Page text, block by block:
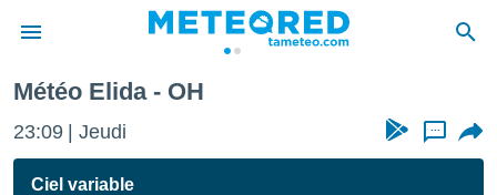
de
Météo Elida - OH
23:09 Jeudi ...
Ciel variable